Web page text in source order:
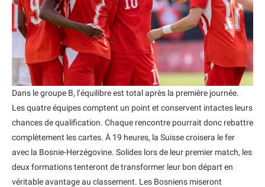
Dans le groupe B, l’équilibre est total après la première journée.
Les quatre équipes comptent un point et conservent intactes leurs
chances de qualification. Chaque rencontre pourrait donc rebattre
complètement les cartes. À 19 heures, la Suisse croisera le fer
avec la Bosnie-Herzégovine. Solides lors de leur premier match, les
deux formations tenteront de transformer leur bon départ en
véritable avantage au classement. Les Bosniens miseront